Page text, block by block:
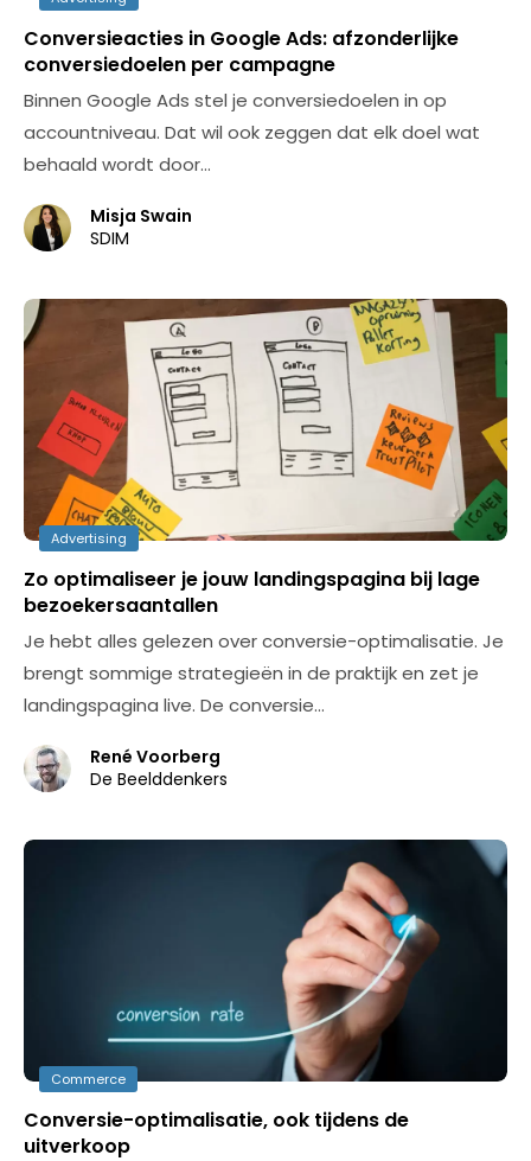
Conversieacties in Google Ads: afzonderlijke
conversiedoelen per campagne
Binnen Google Ads stel je conversiedoelen in op
accountniveau. Dat wil ook zeggen dat elk doel wat
behaald wordt door…
Misja Swain
SDIM
Advertising
Zo optimaliseer je jouw landingspagina bij lage
bezoekersaantallen
Je hebt alles gelezen over conversie-optimalisatie. Je
brengt sommige strategieën in de praktijk en zet je
landingspagina live. De conversie…
René Voorberg
De Beelddenkers
Commerce
Conversie-optimalisatie, ook tijdens de
uitverkoop